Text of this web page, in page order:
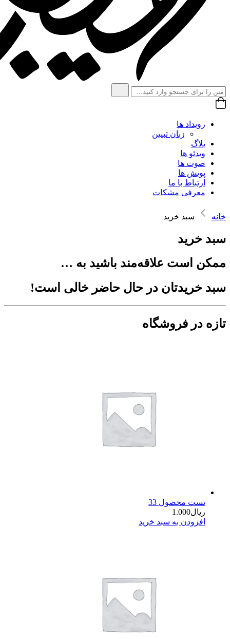
رویداد ها
زبان تبیین
بلاگ
ویدئو ها
صوت ها
پویش ها
ارتباط با ما
معرفی مشکات
خانه سبد خرید
سبد خرید
ممکن است علاقه‌مند باشید به …
سبد خریدتان در حال حاضر خالی است!
تازه در فروشگاه
تست محصول 33
ریال1.000
افزودن به سبد خرید